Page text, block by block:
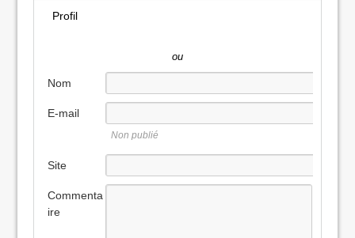
Profil
ou
Nom
E-mail
Non publié
Site
Commenta
ire